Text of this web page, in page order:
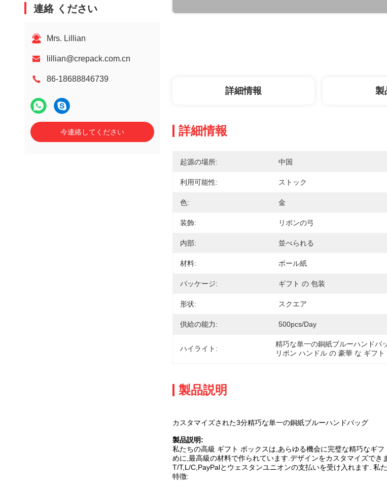
連絡 ください
Mrs. Lillian
lillian@crepack.com.cn
86-18688846739
今連絡してください
詳細情報 製
詳細情報
起源の場所: 中国
利用可能性: ストック
色: 金
装飾: リボンの弓
内部: 並べられる
材料: ボール紙
パッケージ: ギフト の 包装
形状: スクエア
供給の能力: 500pcs/day
ハイライト:
精巧な単一の銅紙ブルーハンドバ
リボン ハンドル の 豪華 な ギフト
製品説明
カスタマイズされた3分精巧な単一の銅紙ブルーハンドバッグ
製品説明:
私たちの高級 ギフト ボックスは,あらゆる機会に完璧な精巧なギ
めに,最高級の材料で作られています.デザインをカスタマイズで
T/T,L/C,PayPalとウェスタンユニオンの支払いを受け入れます. 私
特徴: